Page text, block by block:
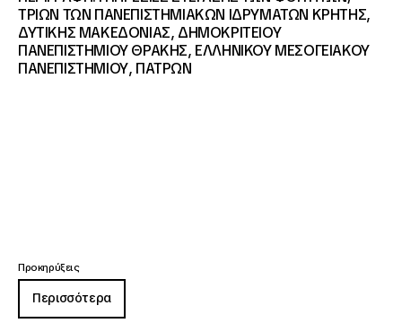
ΤΡΙΩΝ ΤΩΝ ΠΑΝΕΠΙΣΤΗΜΙΑΚΩΝ ΙΔΡΥΜΑΤΩΝ KΡΗΤΗΣ,
ΔΥΤΙΚΗΣ ΜΑΚΕΔΟΝΙΑΣ, ΔΗΜΟΚΡΙΤΕΙΟΥ
ΠΑΝΕΠΙΣΤΗΜΙΟΥ ΘΡΑΚΗΣ, ΕΛΛΗΝΙΚΟΥ ΜΕΣΟΓΕΙΑΚΟΥ
ΠΑΝΕΠΙΣΤΗΜΙΟΥ, ΠΑΤΡΩΝ
Προκηρύξεις
Περισσότερα